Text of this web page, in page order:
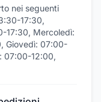
nei seguenti
17:30,
17:30, Mercoledì:
Giovedì: 07:00-
07:00-12:00,